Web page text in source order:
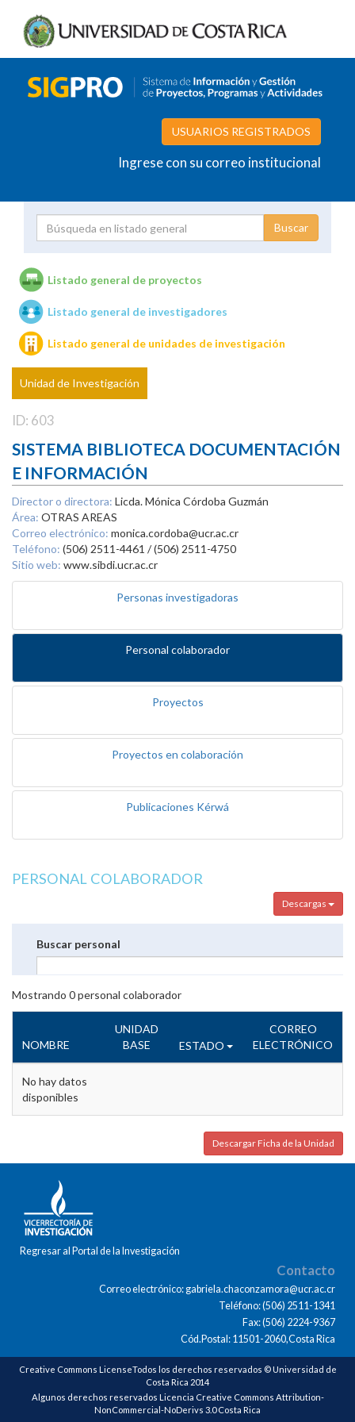
USUARIOS REGISTRADOS
Ingrese con su correo institucional
Unidades de investigación
Listado general de proyectos
Listado general de investigadores
Listado general de unidades de investigación
Unidad de Investigación
ID: 603
SISTEMA BIBLIOTECA DOCUMENTACIÓN
E INFORMACIÓN
Director o directora: Licda. Mónica Córdoba Guzmán
Área: OTRAS AREAS
Correo electrónico: monica.cordoba@ucr.ac.cr
Teléfono: (506) 2511-4461 / (506) 2511-4750
Sitio web: www.sibdi.ucr.ac.cr
Personas investigadoras
Personal colaborador
Proyectos
Proyectos en colaboración
Publicaciones Kérwá
PERSONAL COLABORADOR
Descargas
Buscar personal
Mostrando 0personal colaborador
NOMBRE
UNIDAD
BASE
ESTADO
CORREO
ELECTRÓNICO
No hay datos
disponibles
Descargar Ficha de la Unidad
Regresar al Portal de la Investigación
Contacto
Correo electrónico: gabriela.chaconzamora@ucr.ac.cr
Teléfono: (506) 2511-1341
Fax: (506) 2224-9367
Cód.Postal: 11501-2060,Costa Rica
Creative Commons LicenseTodos los derechos reservados © Universidad de
Costa Rica 2014
Algunos derechos reservados Licencia Creative Commons Attribution-
NonCommercial-NoDerivs 3.0 Costa Rica